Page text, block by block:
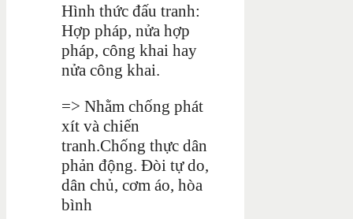
Hình thức đấu tranh:
Hợp pháp, nửa hợp
pháp, công khai hay
nửa công khai.
=> Nhằm chống phát
xít và chiến
tranh.Chống thực dân
phản động. Đòi tự do,
dân chủ, cơm áo, hòa
bình